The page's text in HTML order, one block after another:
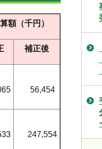
額（千円）
補正後
56,454
247,554